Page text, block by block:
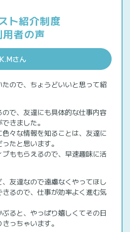
ト紹介制度
用者の声
さん
ので、ちょうどいいと思って紹
で、友達にも具体的な仕事内容
きました。
々な情報を知ることは、友達に
たと思います。
ももらえるので、早速趣味に活
友達なので遠慮なくやってほし
るので、仕事が効率よく進む気
ると、やっぱり嬉しくてその日
っちゃいます。